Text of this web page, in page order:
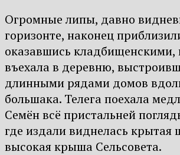
Огромные липы, давно
горизонте, наконец
оказавшись кладбищенскими,
въехала в деревню,
длинными рядами домов
большака. Телега поехала
Семён всё пристальней
где издали виднелась крытая
высокая крыша Сельсовета.